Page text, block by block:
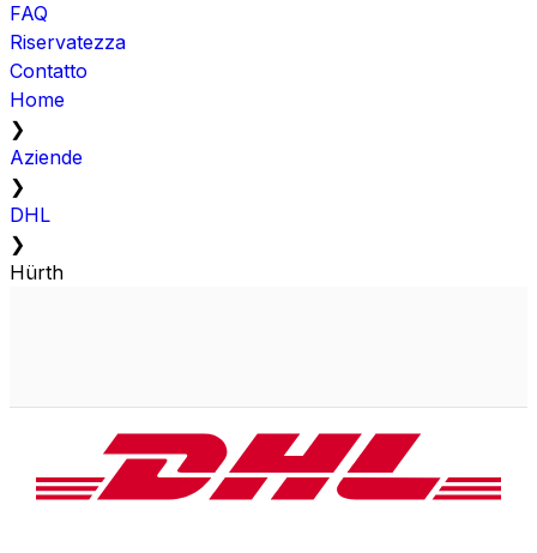
FAQ
Riservatezza
Contatto
Home
❯
Aziende
❯
DHL
❯
Hürth